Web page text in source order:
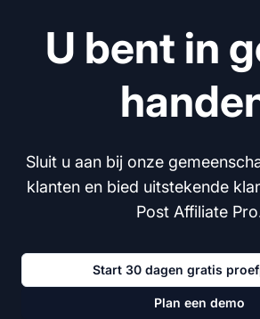
U bent in
Sluit u aan bij onze
klanten en bied uitstekende
Post Affiliate
Start 30 dagen gratis
Plan een demo